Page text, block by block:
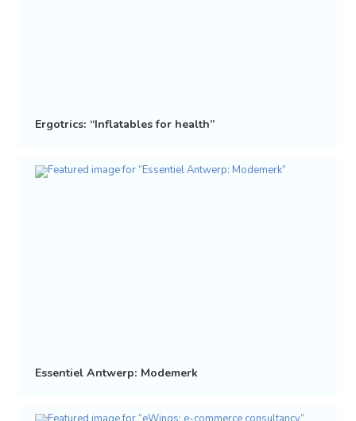
Ergotrics: “Inflatables for health”
Essentiel Antwerp: Modemerk